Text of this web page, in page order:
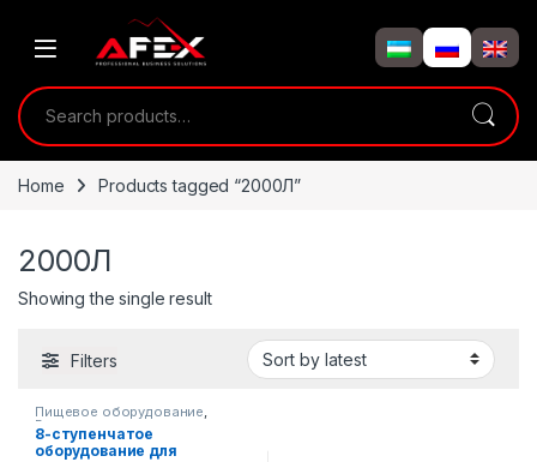
Search for:
Home Products tagged “2000Л”
2000Л
Showing the single result
Filters
Пищевое оборудование,
Водные продукты
8-ступенчатое
оборудование для